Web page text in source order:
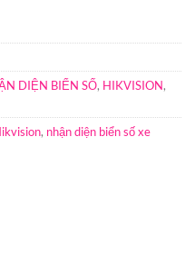
DIỆN BIỂN SỐ, HIKVISION,
, nhận diện biển số xe